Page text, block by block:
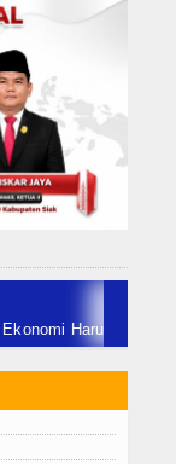
dengan